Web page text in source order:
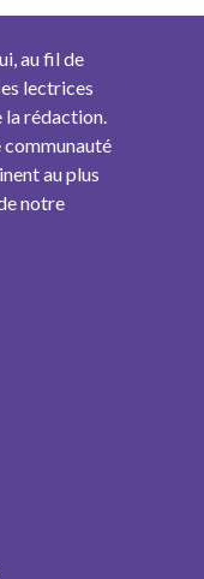
au fil de
lectrices
la rédaction.
communauté
au plus
notre